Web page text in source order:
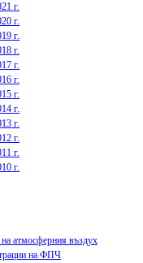
г.
г.
г.
г.
г.
г.
г.
г.
г.
г.
г.
г.
атмосферния въздух
на ФПЧ